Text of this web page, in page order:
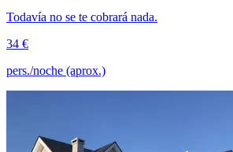
Todavía no se te cobrará nada.
34 €
pers./noche (aprox.)